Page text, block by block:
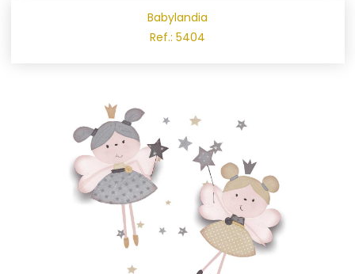
Babylandia
Ref.: 5404